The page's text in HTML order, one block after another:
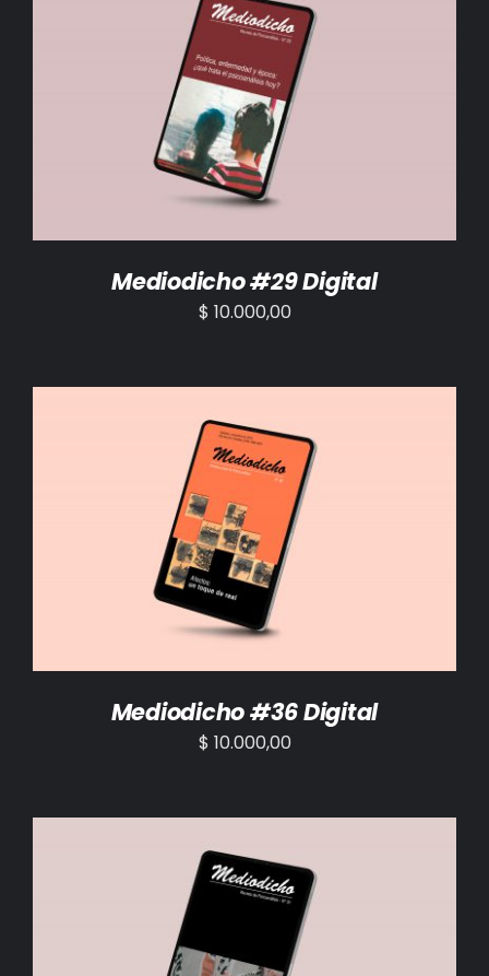
AÑADIR AL CARRITO /
Mediodicho #29 Digital
$ 10.000,00
AÑADIR AL CARRITO /
Mediodicho #36 Digital
$ 10.000,00
AÑADIR AL CARRITO /